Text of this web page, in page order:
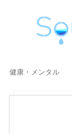
健康・メンタル